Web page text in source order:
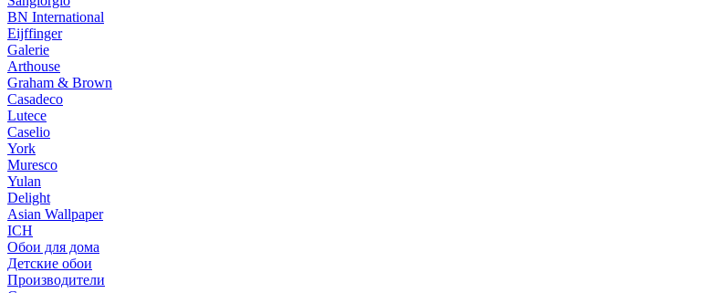
BN International
Eijffinger
Galerie
Arthouse
Graham & Brown
Casadeco
Lutece
Caselio
York
Muresco
Yulan
Delight
Asian Wallpaper
ICH
Обои для дома
Детские обои
Производители